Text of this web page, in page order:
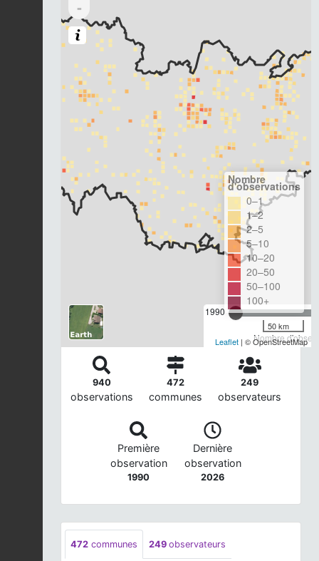
-
1990
Nombre
Nombre
d'observations
0–1
1–2
2–5
5–10
10–20
20–50
50–100
100+
50 km
Leaflet | © OpenStreetMap
940
observations
472
communes
249
observateurs
Première
observation
1990
Dernière
observation
2026
472 communes 249 observateurs